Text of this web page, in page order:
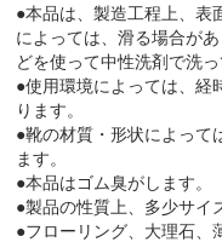
●本品は、製造工程上、表
によっては、滑る場合が
どを使って中性洗剤で洗
●使用環境によっては、経
ります。
●靴の材質・形状によって
ます。
●本品はゴム臭がします。
●製品の性質上、多少サイ
●フローリング、大理石、